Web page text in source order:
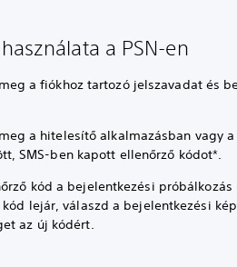
a PSN-en
a fiókhoz tartozó jelszavadat és
a hitelesítő alkalmazásban vagy
SMS-ben kapott ellenőrző kódot*.
kód a bejelentkezési
lejár, válaszd a bejelentkezési
az új kódért.